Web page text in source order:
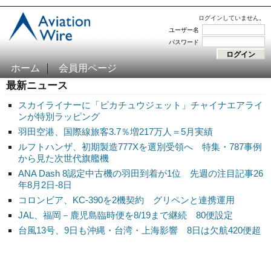
ログインしていません。
ユーザー名
パスワード
ホーム 会員用ページ
最新ニュース
スカイライナーに「ピカチュウジェット」チャイナエアライ
ンが特別ラッピング
羽田空港、国際線旅客3.7％増217万人＝5月実績
ルフトハンザ、初期製造777Xを選別受領へ 特集・787事例
から見た次世代旗艦機
ANA Dash 8認定中古機の羽田到着が1位 先週の注目記事26
年8月2日-8日
コロンビア、KC-390を2機契約 グリペンと連携運用
JAL、福岡－鹿児島臨時便を8/19まで継続 80便設定
台風13号、9日も沖縄・台湾・上海影響 8日は欠航420便超